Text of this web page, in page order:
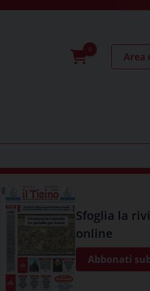
0
Area
Sfoglia la
online
Abbonati